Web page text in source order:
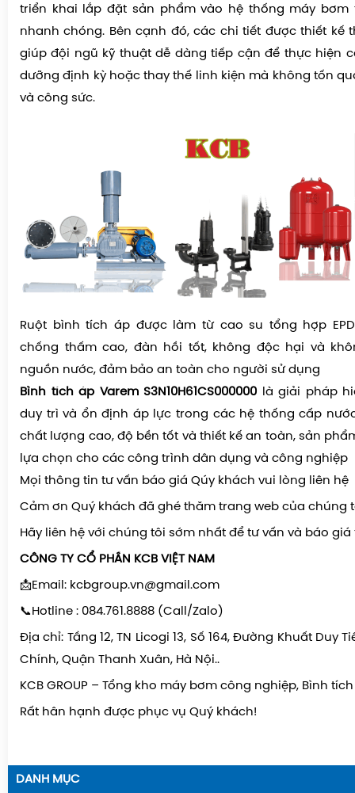
triển khai lắp đặt sản phẩm vào hệ thống máy bơm
nhanh chóng. Bên cạnh đó, các chi tiết được thiết kế
giúp đội ngũ kỹ thuật dễ dàng tiếp cận để thực hiện
dưỡng định kỳ hoặc thay thế linh kiện mà không tốn
và công sức.
Ruột bình tích ápđược làm từ cao su tổng hợp
chống thấm cao, đàn hồi tốt, không độc hại và
nguồn nước, đảm bảo an toàn cho người sử dụng
Bình tích áp Varem S3N10H61CS000000 là giải pháp
duy trì và ổn định áp lực trong các hệ thống cấp
chất lượng cao, độ bền tốt và thiết kế an toàn, sản
lựa chọn cho các công trình dân dụng và công nghiệp
Mọi thông tin tư vấn báo giá Qúy khách vui lòng liên hệ
Cảm ơn Quý khách đã ghé thăm trang web của chúng
Hãy liên hệ với chúng tôi sớm nhất để tư vấn và báo
CÔNG TY CỔ PHẦN KCB VIỆT NAM
📩Email: kcbgroup.vn@gmail.com
📞Hotline : 084.761.8888 (Call/Zalo)
Địa chỉ: Tầng 12, TN Licogi 13, Số 164, Đường Khuất Duy
Chính, Quận Thanh Xuân, Hà Nội..
KCB GROUP – Tổng kho máy bơm công nghiệp, Bình
Rất hân hạnh được phục vụ Quý khách!
DANH MỤC